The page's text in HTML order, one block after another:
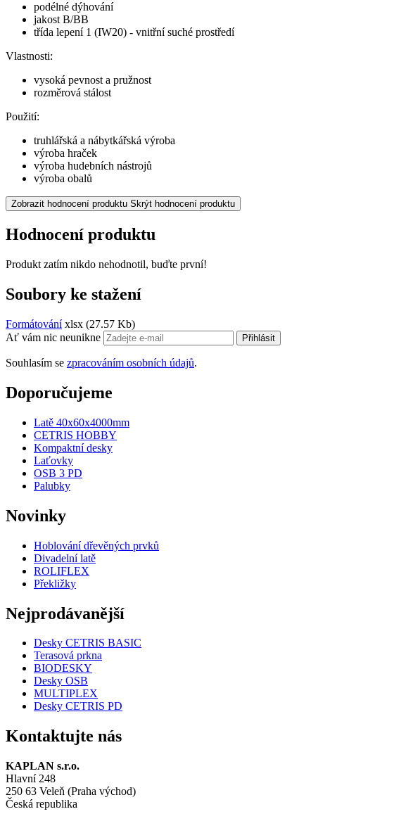
podélné dýhování
jakost B/BB
třída lepení 1 (IW20) - vnitřní suché prostředí
Vlastnosti:
vysoká pevnost a pružnost
rozměrová stálost
Použití:
truhlářská a nábytkářská výroba
výroba hraček
výroba hudebních nástrojů
výroba obalů
Zobrazit hodnocení produktu Skrýt hodnocení produktu
Hodnocení produktu
Produkt zatím nikdo nehodnotil, buďte první!
Soubory ke stažení
Formátování xlsx (27.57 Kb)
Ať vám nic neunikne
Přihlásit
Souhlasím se zpracováním osobních údajů.
Doporučujeme
Latě 40x60x4000mm
CETRIS HOBBY
Kompaktní desky
Laťovky
OSB 3 PD
Palubky
Novinky
Hoblování dřevěných prvků
Divadelní latě
ROLIFLEX
Překližky
Nejprodávanější
Desky CETRIS BASIC
Terasová prkna
BIODESKY
Desky OSB
MULTIPLEX
Desky CETRIS PD
Kontaktujte nás
KAPLAN s.r.o.
Hlavní 248
250 63 Veleň (Praha východ)
Česká republika